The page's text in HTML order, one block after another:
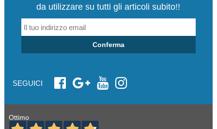
da utilizzare su tutti gli articoli subito!!
Conferma
SEGUICI
Ottimo